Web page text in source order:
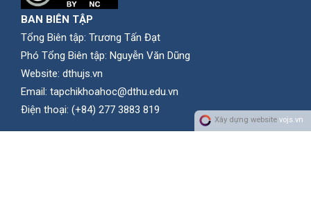
BAN BIÊN TẬP
Tổng Biên tập: Trương Tấn Đạt
Phó Tổng Biên tập: Nguyễn Văn Dũng
Website: dthujs.vn
Email: tapchikhoahoc@dthu.edu.vn
Ðiện thoại: (+84) 277 3883 819